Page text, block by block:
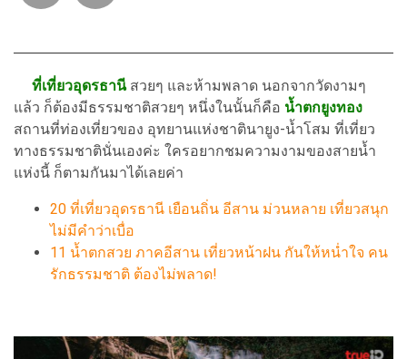
ที่เที่ยวอุดรธานีสวยๆ และห้ามพลาด นอกจากวัดงามๆ
แล้ว ก็ต้องมีธรรมชาติสวยๆ หนึ่งในนั้นก็คือ น้ำตกยูงทอง
สถานที่ท่องเที่ยวของ อุทยานแห่งชาตินายูง-น้ำโสม ที่เที่ยว
ทางธรรมชาตินั่นเองค่ะ ใครอยากชมความงามของสายน้ำ
แห่งนี้ ก็ตามกันมาได้เลยค่า
20 ที่เที่ยวอุดรธานี เยือนถิ่น อีสาน ม่วนหลาย เที่ยวสนุก
ไม่มีคำว่าเบื่อ
11 น้ำตกสวย ภาคอีสาน เที่ยวหน้าฝน กันให้หน่ำใจ คน
รักธรรมชาติ ต้องไม่พลาด!